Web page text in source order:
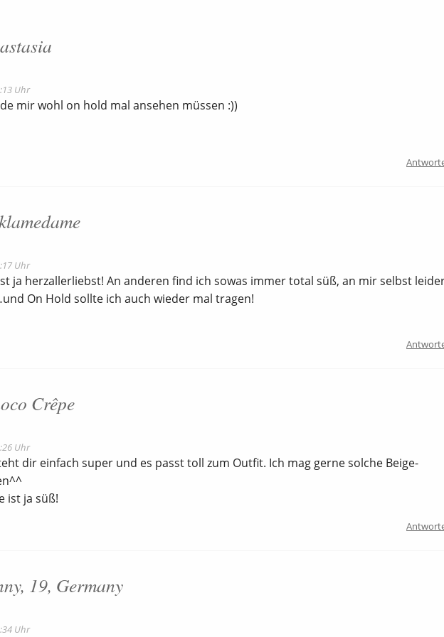
Uhr
mir wohl on hold mal ansehen müssen :))
Uhr
ja herzallerliebst! An anderen find ich sowas immer total süß, an mir selbst
On Hold sollte ich auch wieder mal tragen!
Crêpe
Uhr
dir einfach super und es passt toll zum Outfit. Ich mag gerne solche Beige-
ist ja süß!
19, Germany
Uhr